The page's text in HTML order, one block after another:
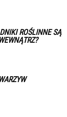
ROŚLINNE SĄ